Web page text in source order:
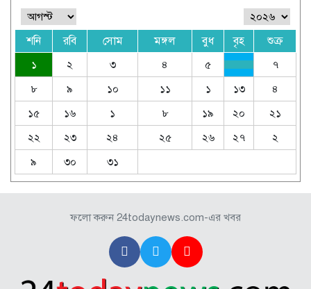
শনি রবি সোম মঙ্গল বুধ বৃহ শুক্র
১ ২ ৩ ৪ ৫
৭
৮
৯ ১০ ১১ ১ ১৩
৪
১৫
১৬ ১ ৮ ১৯ ২০
২১
২২
২৩ ২৪ ২৫ ২৬ ২৭
২
৯
৩০ ৩১
ফলো করুন 24todaynews.com-এর খবর